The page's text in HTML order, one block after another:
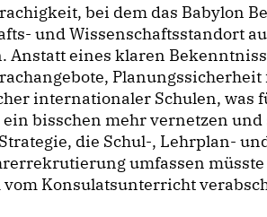
bei dem das Babylon
und Wissenschaftsstandort
Anstatt eines klaren
internationaler Schulen, was
bisschen mehr vernetzen und
die Schul-, Lehrplan-
umfassen
Konsulatsunterricht